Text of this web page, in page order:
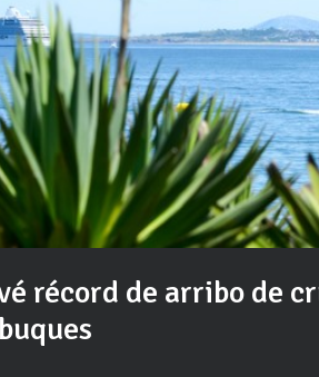
récord de arribo de